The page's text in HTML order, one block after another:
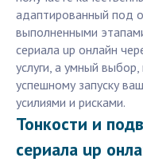
адаптированный под
выполненными
сериала up онлайн
услуги, а умный
успешному запуску
усилиями и рисками.
Тонкости и
сериала up